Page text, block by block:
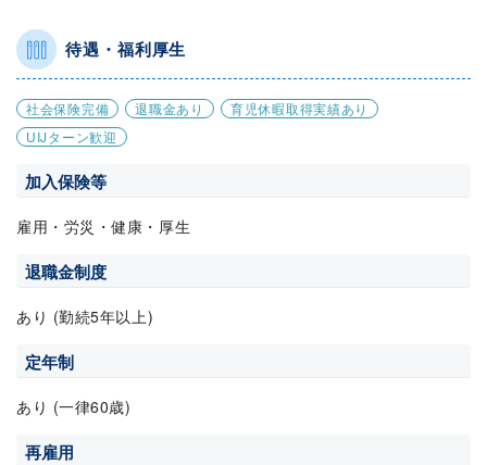
待遇・福利厚生
社会保険完備 退職金あり
育児休暇取得実績あり
UIJターン歓迎
加入保険等
雇用・労災・健康・厚生
退職金制度
あり (勤続5年以上)
定年制
あり (一律60歳)
再雇用